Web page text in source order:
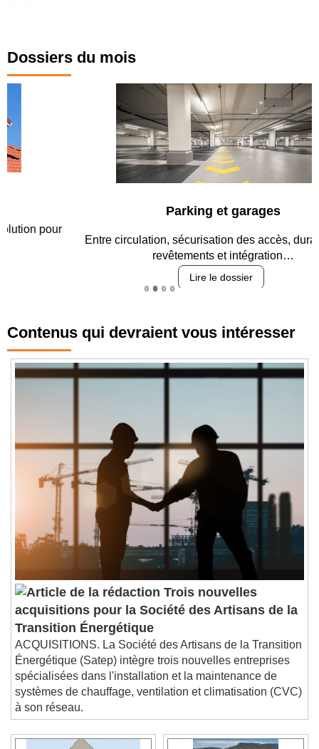
Dossiers du mois
Parking et garages
Entre circulation, sécurisation des accès, durabilité des
revêtements et intégration…
Contenus qui devraient vous intéresser
Trois nouvelles
acquisitions pour la Société des Artisans de la
Transition Énergétique
ACQUISITIONS. La Société des Artisans de la Transition
Énergétique (Satep) intègre trois nouvelles entreprises
spécialisées dans l'installation et la maintenance de
systèmes de chauffage, ventilation et climatisation (CVC)
à son réseau.